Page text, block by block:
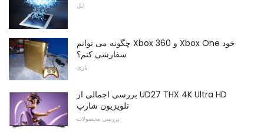
اپل
چگونه می توانم Xbox 360 و Xbox One خود
سفارشی کنم؟
بازی
بررسی اجمالی از UD27 THX 4K Ultra HD
تلویزیون شارپ
بررسی محصولات